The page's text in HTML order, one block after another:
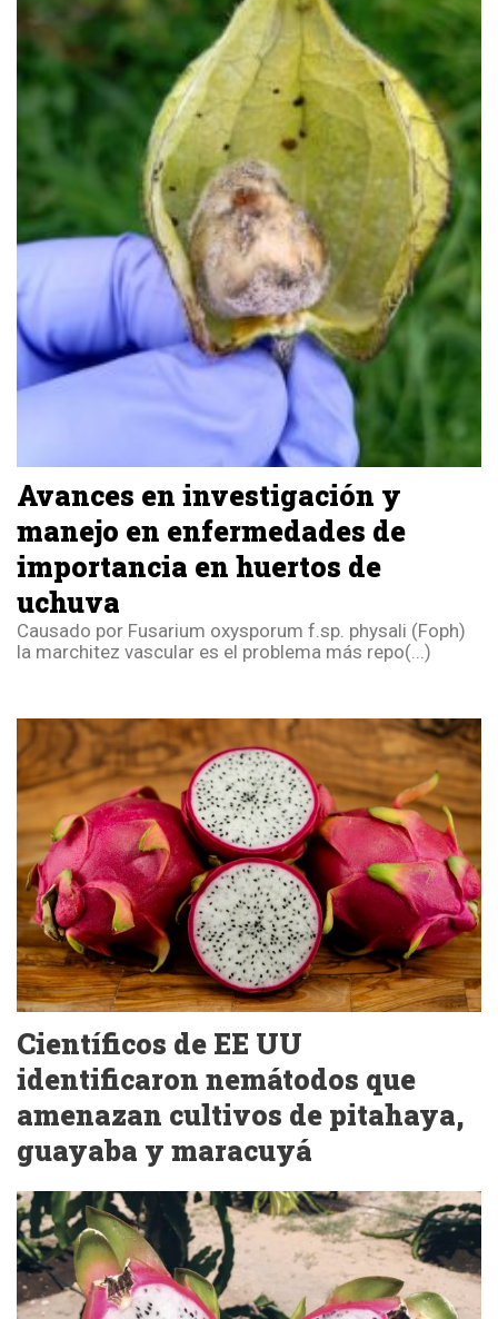
Avances en investigación y
manejo en enfermedades de
importancia en huertos de
uchuva
Causado por Fusarium oxysporum f.sp. physali (Foph)
la marchitez vascular es el problema más repo(...)
Científicos de EE UU
identificaron nemátodos que
amenazan cultivos de pitahaya,
guayaba y maracuyá